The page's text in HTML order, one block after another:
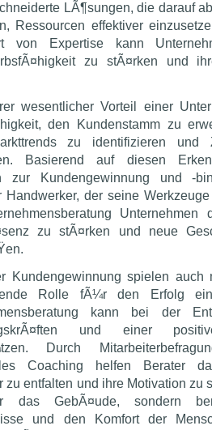
LÃ¶sungen, die darauf
Ressourcen effektiver
von Expertise kann
zu stÃ¤rken und
wesentlicher Vorteil einer
den Kundenstamm zu
zu identifizieren und
Basierend auf diesen
zur Kundengewinnung und -
Handwerker, der seine
Unternehmen
zu stÃ¤rken und neue
Kundengewinnung spielen auch
Rolle fÃ¼r den Erfolg
kann bei der
und einer
Durch
Coaching helfen Berater
zu entfalten und ihre Motivation zu
das GebÃ¤ude, sondern
und den Komfort der